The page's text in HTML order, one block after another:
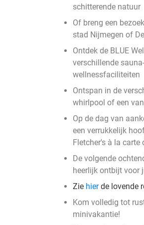
schitterende natuur
Of breng een
stad Nijmegen of
Ontdek de BLUE
verschillende
wellnessfaciliteiten
Ontspan in de
whirlpool of een
Op de dag van
een verrukkelijk
Fletcher's à la carte
De volgende
heerlijk ontbijt voor
Zie hierde lovende
Kom volledig tot
minivakantie!